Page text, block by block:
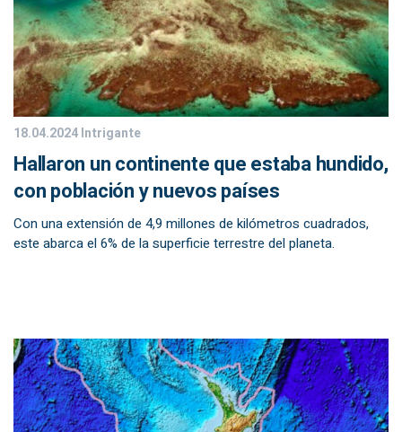
18.04.2024Intrigante
Hallaron un continente que estaba hundido,
con población y nuevos países
Con una extensión de 4,9 millones de kilómetros cuadrados,
este abarca el 6% de la superficie terrestre del planeta.